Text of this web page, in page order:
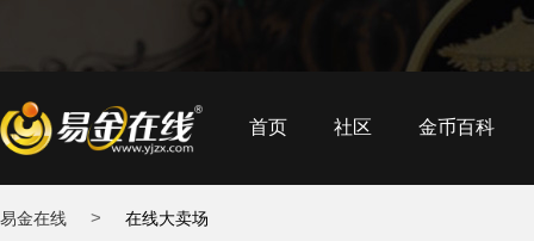
首页 社区 金币百科
易金在线 > 在线大卖场